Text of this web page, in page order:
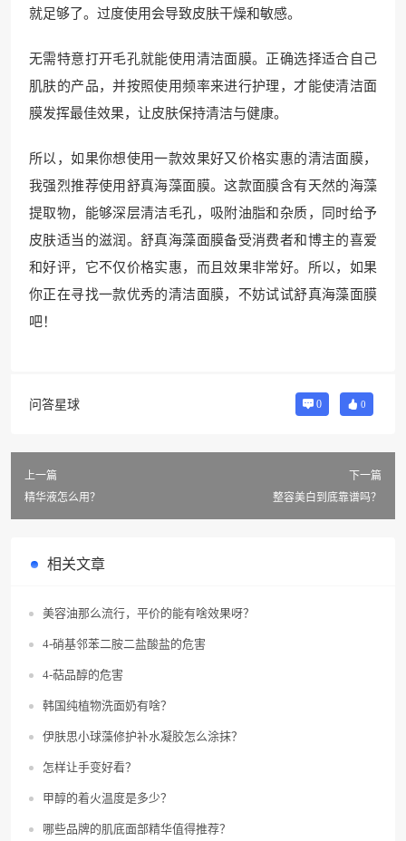
就足够了。过度使用会导致皮肤干燥和敏感。
无需特意打开毛孔就能使用清洁面膜。正确选择适合自己
肌肤的产品，并按照使用频率来进行护理，才能使清洁面
膜发挥最佳效果，让皮肤保持清洁与健康。
所以，如果你想使用一款效果好又价格实惠的清洁面膜，
我强烈推荐使用舒真海藻面膜。这款面膜含有天然的海藻
提取物，能够深层清洁毛孔，吸附油脂和杂质，同时给予
皮肤适当的滋润。舒真海藻面膜备受消费者和博主的喜爱
和好评，它不仅价格实惠，而且效果非常好。所以，如果
你正在寻找一款优秀的清洁面膜，不妨试试舒真海藻面膜
吧！
问答星球 0 0
上一篇
精华液怎么用？
下一篇
整容美白到底靠谱吗？
相关文章
美容油那么流行，平价的能有啥效果呀？
4-硝基邻苯二胺二盐酸盐的危害
4-萜品醇的危害
韩国纯植物洗面奶有啥？
伊肤思小球藻修护补水凝胶怎么涂抹？
怎样让手变好看？
甲醇的着火温度是多少？
哪些品牌的肌底面部精华值得推荐？